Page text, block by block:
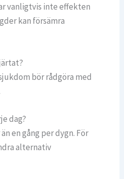
vanligtvis inte effekten
kan försämra
bör rådgöra med
dag?
en gång per dygn. För
alternativ